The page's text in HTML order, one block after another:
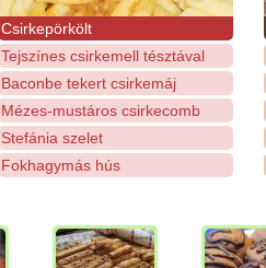
Csirkepörkölt
Tejszínes csirkemell tésztával
Baconbe tekert csirkemáj
Mézes-mustáros csirkecomb
Stefánia szelet
Fokhagymás hús